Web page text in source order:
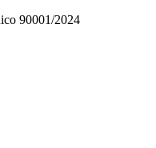
90001/2024